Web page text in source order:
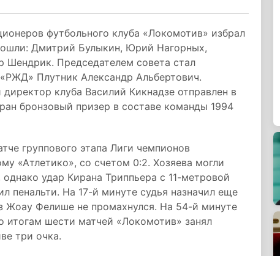
футбольного клуба «Локомотив» избрал
Дмитрий Булыкин, Юрий Нагорных,
Шендрик. Председателем совета стал
Плутник Александр Альбертович.
клуба Василий Кикнадзе отправлен в
бронзовый призер в составе команды 1994
группового этапа Лиги чемпионов
«Атлетико», со счетом 0:2. Хозяева могли
удар Кирана Триппьера с 11-метровой
пенальти. На 17-й минуте судья назначил еще
Жоау Фелише не промахнулся. На 54-й минуте
итогам шести матчей «Локомотив» занял
три очка.